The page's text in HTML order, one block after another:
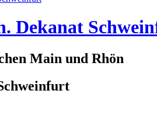
Dekanat
Main und Rhön